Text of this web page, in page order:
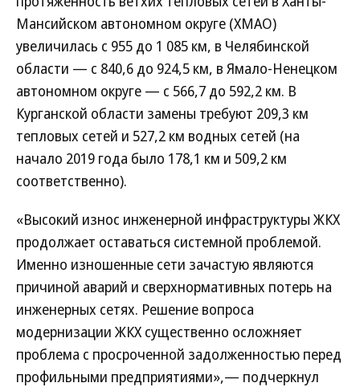
Мансийском автономном округе (ХМАО)
увеличилась с 955 до 1 085 км, в Челябинской
области — с 840,6 до 924,5 км, в Ямало-Ненецком
автономном округе — с 566,7 до 592,2 км. В
Курганской области замены требуют 209,3 км
тепловых сетей и 527,2 км водных сетей (на
начало 2019 года было 178,1 км и 509,2 км
соответственно).
«Высокий износ инженерной инфраструктуры ЖКХ
продолжает оставаться системной проблемой.
Именно изношенные сети зачастую являются
причиной аварий и сверхнормативных потерь на
инженерных сетях. Решение вопроса
модернизации ЖКХ существенно осложняет
проблема с просроченной задолженностью перед
профильными предприятиями»,— подчеркнул